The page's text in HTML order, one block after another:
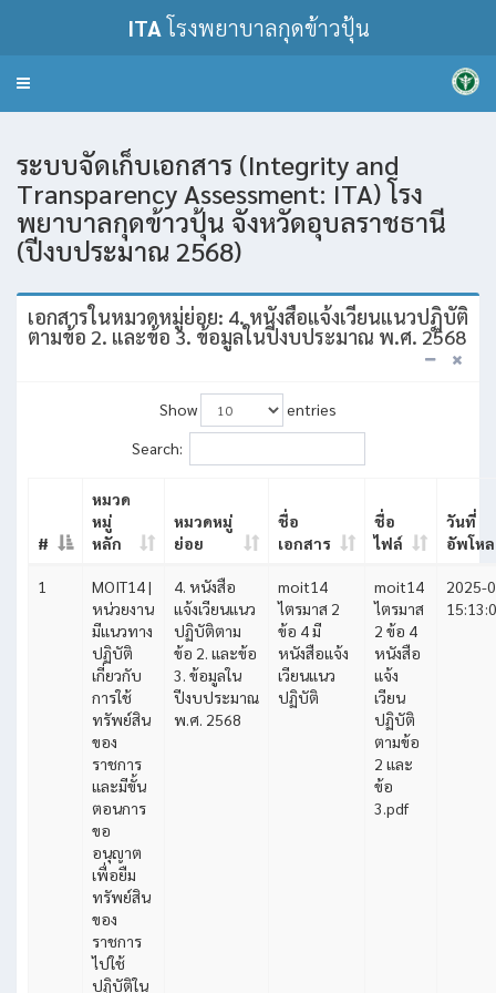
ITAโรงพยาบาลกุดข้าวปุ้น
Toggle
ระบบจัดเก็บเอกสาร (Integrity and
Transparency Assessment: ITA) โรง
พยาบาลกุดข้าวปุ้น จังหวัดอุบลราชธานี
(ปีงบประมาณ 2568)
เอกสารในหมวดหมู่ย่อย: 4. หนังสือแจ้งเวียนแนวปฏิบัติ
ตามข้อ 2. และข้อ 3. ข้อมูลในปีงบประมาณ พ.ศ. 2568
Show
entries
Search:
#
หมวด
หมู่
หลัก
หมวดหมู่
ย่อย
ชื่อ
เอกสาร
ชื่อ
ไฟล์
วันที่
อัพโห
1
MOIT14 |
หน่วยงาน
มีแนวทาง
ปฏิบัติ
เกี่ยวกับ
การใช้
ทรัพย์สิน
ของ
ราชการ
และมีขั้น
ตอนการ
ขอ
อนุญาต
เพื่อยืม
ทรัพย์สิน
ของ
ราชการ
ไปใช้
ปฏิบัติใน
4. หนังสือ
แจ้งเวียนแนว
ปฏิบัติตาม
ข้อ 2. และข้อ
3. ข้อมูลใน
ปีงบประมาณ
พ.ศ. 2568
moit14
ไตรมาส 2
ข้อ 4 มี
หนังสือแจ้ง
เวียนแนว
ปฏิบัติ
moit14
ไตรมาส
2 ข้อ 4
หนังสือ
แจ้ง
เวียน
ปฏิบัติ
ตามข้อ
2 และ
ข้อ
3.pdf
2025-